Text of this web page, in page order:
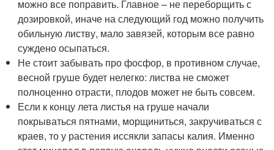
можно все поправить. Главное – не переборщить с
дозировкой, иначе на следующий год можно получить
обильную листву, мало завязей, которым все равно
суждено осыпаться.
Не стоит забывать про фосфор, в противном случае,
весной груше будет нелегко: листва не сможет
полноценно отрасти, плодов может не быть совсем.
Если к концу лета листья на груше начали
покрываться пятнами, морщиниться, закручиваться с
краев, то у растения иссякли запасы калия. Именно